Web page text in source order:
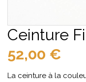
Ceinture
52,00 €
La ceinture à la